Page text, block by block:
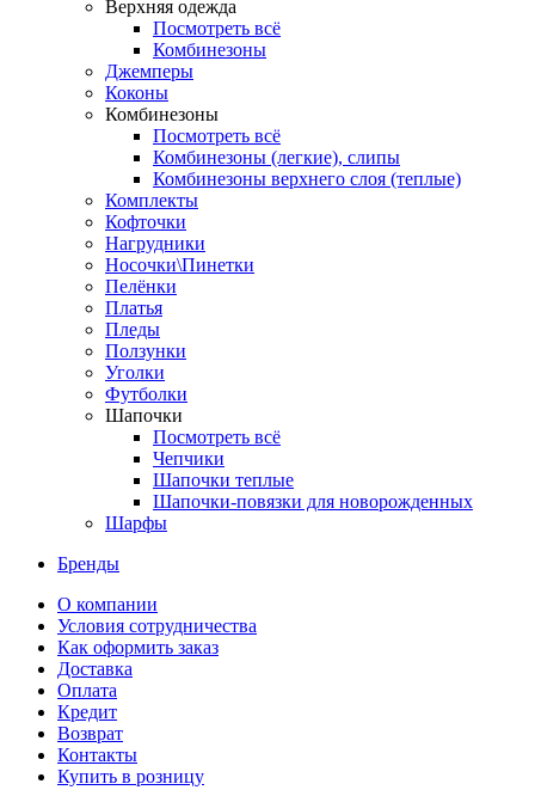
Верхняя одежда
Посмотреть всё
Комбинезоны
Джемперы
Коконы
Комбинезоны
Посмотреть всё
Комбинезоны (легкие), слипы
Комбинезоны верхнего слоя (теплые)
Комплекты
Кофточки
Нагрудники
Носочки\Пинетки
Пелёнки
Платья
Пледы
Ползунки
Уголки
Футболки
Шапочки
Посмотреть всё
Чепчики
Шапочки теплые
Шапочки-повязки для новорожденных
Шарфы
Бренды
О компании
Условия сотрудничества
Как оформить заказ
Доставка
Оплата
Кредит
Возврат
Контакты
Купить в розницу